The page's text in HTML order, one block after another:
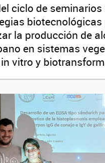
ciclo de seminarios
biotecnológicas
la producción de
en sistemas
vitro y